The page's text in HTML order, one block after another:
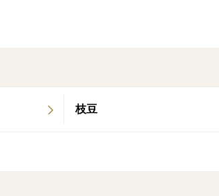
解凍も簡単！常温に置いておけば、
枝豆